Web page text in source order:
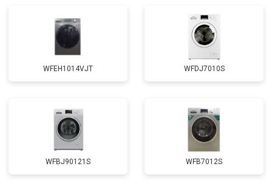
Замена подшипников от 2800 ₽ Заказать
Замена мотора от 3800 ₽ Заказать
от 2200 ₽ Заказать
Замена ТЭН от 2300 ₽ Заказать
Замена блока управления от 3600 ₽ Заказать
WFEH1014VJT WFDJ7010S
WFBJ90121S WFB7012S